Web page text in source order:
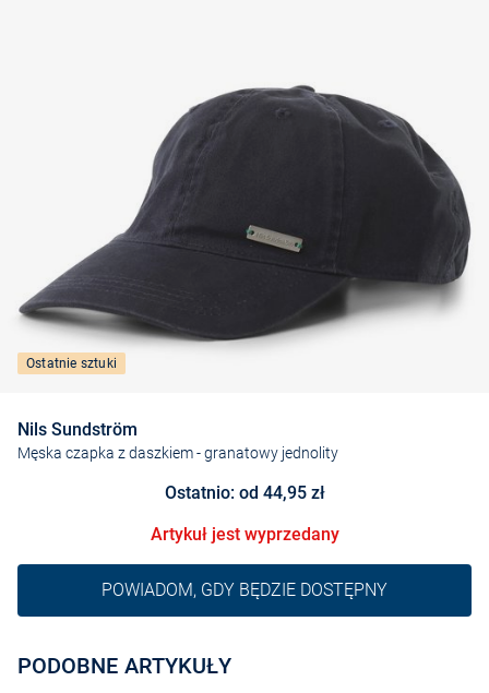
Ostatnie sztuki
Nils Sundström
Męska czapka z daszkiem- granatowy jednolity
Ostatnio: od 44,95 zł
Artykuł jest wyprzedany
POWIADOM, GDY BĘDZIE DOSTĘPNY
PODOBNE ARTYKUŁY